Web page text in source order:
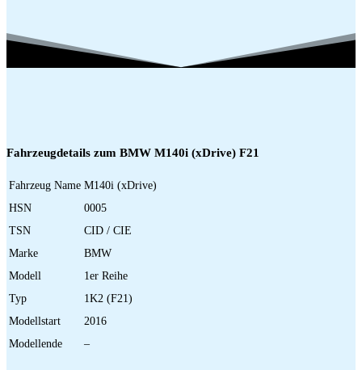
Fahrzeugdetails zum BMW M140i (xDrive) F21
Fahrzeug Name M140i (xDrive)
HSN
0005
TSN
CID / CIE
Marke
BMW
Modell
1er Reihe
Typ
1K2 (F21)
Modellstart
2016
Modellende
–